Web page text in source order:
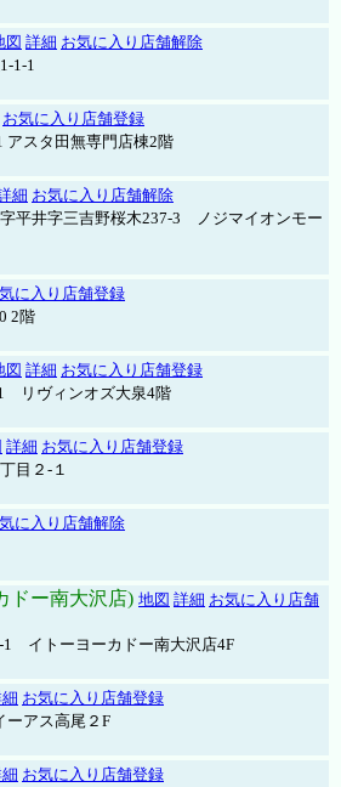
図 詳細 お気に入り店舗解除
1-1
お気に入り店舗登録
アスタ田無専門店棟2階
細 お気に入り店舗解除
平井字三吉野桜木237-3 ノジマイオンモー
に入り店舗登録
2階
図 詳細 お気に入り店舗登録
リヴィンオズ大泉4階
詳細 お気に入り店舗登録
目２-１
に入り店舗解除
ドー南大沢店) 地図 詳細 お気に入り店舗
1 イトーヨーカドー南大沢店4F
お気に入り店舗登録
アス高尾２F
お気に入り店舗登録